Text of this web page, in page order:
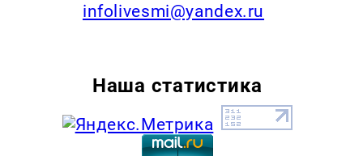
infolivesmi@yandex.ru
Наша статистика